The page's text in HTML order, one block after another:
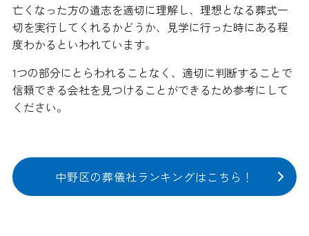
亡くなった方の遺志を適切に理解し、理想となる葬式一
切を実行してくれるかどうか、見学に行った時にある程
度わかるといわれています。
1つの部分にとらわれることなく、適切に判断することで
信頼できる会社を見つけることができるため参考にして
ください。
中野区の葬儀社ランキングはこちら！